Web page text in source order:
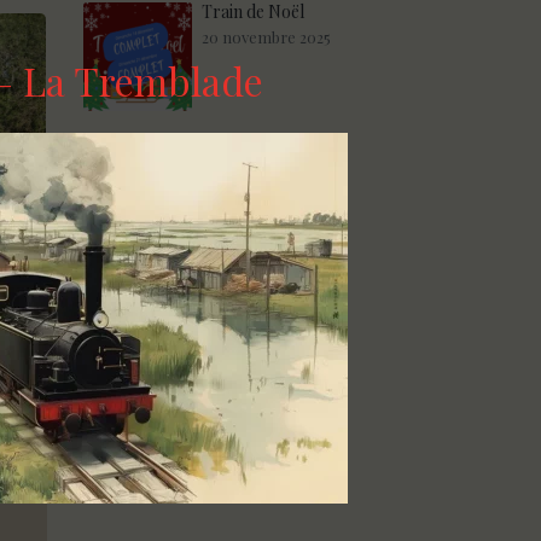
nos
Train de Noël
20 novembre 2025
La Tremblade